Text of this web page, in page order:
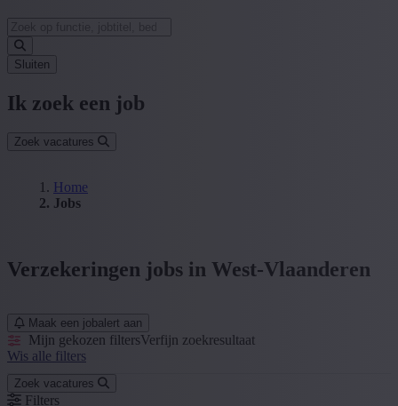
Sluiten
Ik zoek een job
Zoek vacatures
Home
Jobs
Verzekeringen jobs in West-Vlaanderen
Maak een jobalert aan
Mijn gekozen filtersVerfijn zoekresultaat
Wis alle filters
Zoek vacatures
Filters